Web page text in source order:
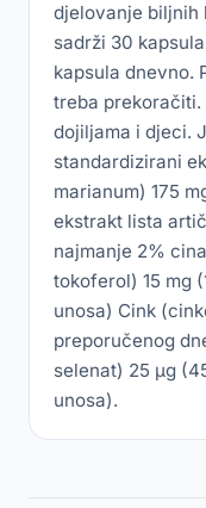
djelovanje biljnih
sadrži 30
kapsula dnevno.
treba prekoračiti.
dojiljama i djeci.
standardizirani
marianum) 175
ekstrakt lista
najmanje 2%
tokoferol) 15 mg
unosa) Cink
preporučenog
selenat) 25 µg
unosa).